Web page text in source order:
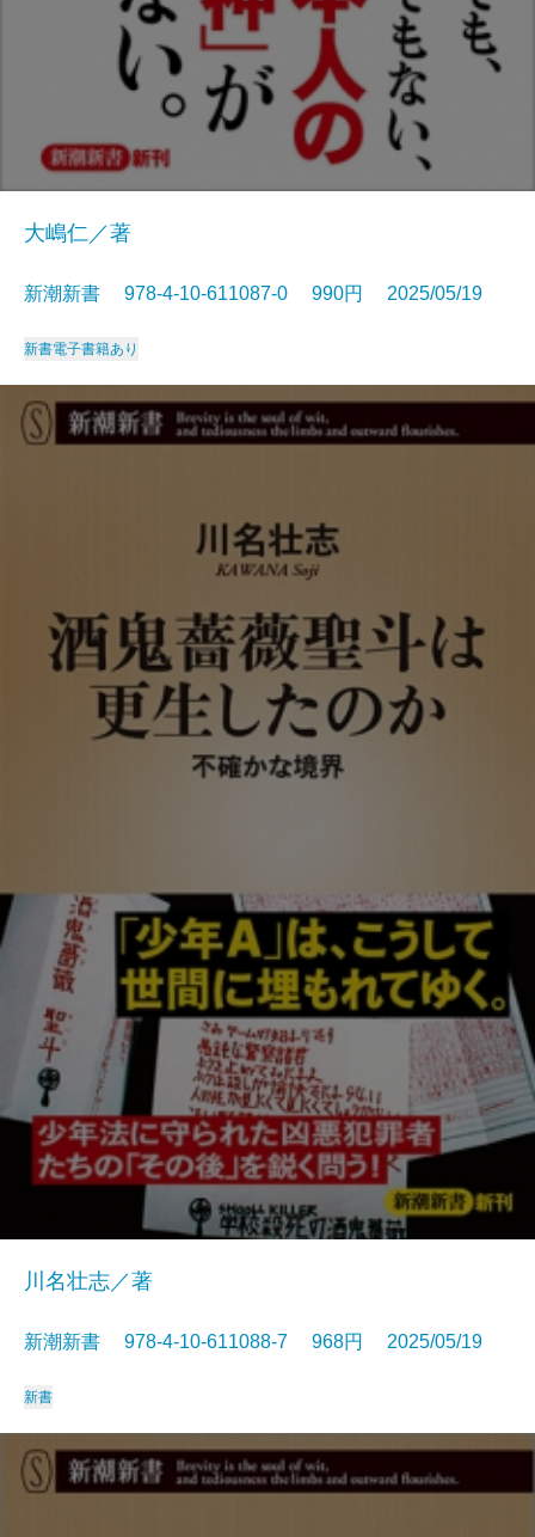
大嶋仁／著
新潮新書 978-4-10-611087-0 990円 2025/05/19
新書電子書籍あり
川名壮志／著
新潮新書 978-4-10-611088-7 968円 2025/05/19
新書